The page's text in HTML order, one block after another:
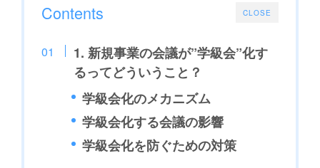
CLOSE
Contents
1. 新規事業の会議が”学級会”化す
るってどういうこと？
学級会化のメカニズム
学級会化する会議の影響
学級会化を防ぐための対策